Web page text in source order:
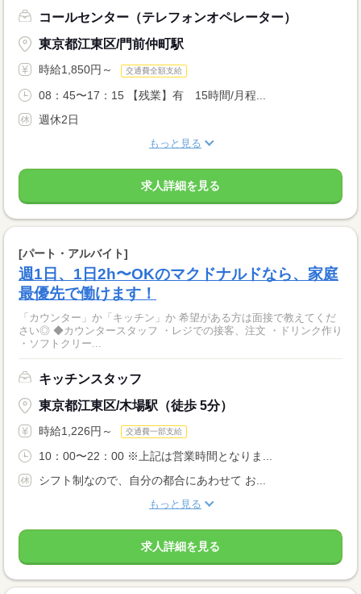
コールセンター（テレフォンオペレーター）
東京都江東区/門前仲町駅
時給1,850円～ 交通費全額支給
08：45〜17：15 【残業】有 15時間/月程...
週休2日
もっと見る
求人詳細を見る
[パート・アルバイト]
週1日、1日2h〜OKのマクドナルドなら、家庭
最優先で働けます！
「カウンター」か「キッチン」か 希望がある方は面接で教えてくだ
さい◎ ◆カウンタースタッフ ・レジでの接客、注文 ・ドリンク作り
・ソフトクリー...
キッチンスタッフ
東京都江東区/木場駅（徒歩 5分）
時給1,226円～ 交通費一部支給
10：00〜22：00 ※上記は営業時間となりま...
シフト制なので、自分の都合にあわせて お...
もっと見る
求人詳細を見る